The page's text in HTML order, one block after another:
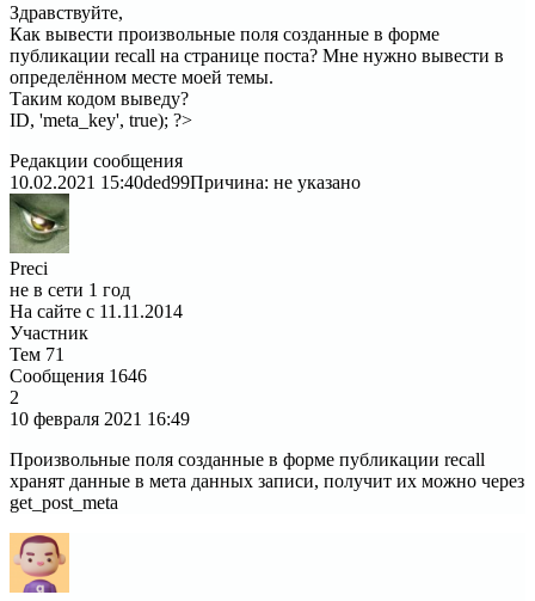
Здравствуйте,
Как вывести произвольные поля созданные в форме
публикации recall на странице поста? Мне нужно вывести в
определённом месте моей темы.
Таким кодом выведу?
ID, 'meta_key', true); ?>
Редакции сообщения
10.02.2021 15:40ded99Причина: не указано
Preci
не в сети 1 год
На сайте с 11.11.2014
Участник
Тем 71
Сообщения 1646
2
10 февраля 2021 16:49
Произвольные поля созданные в форме публикации recall
хранят данные в мета данных записи, получит их можно через
get_post_meta